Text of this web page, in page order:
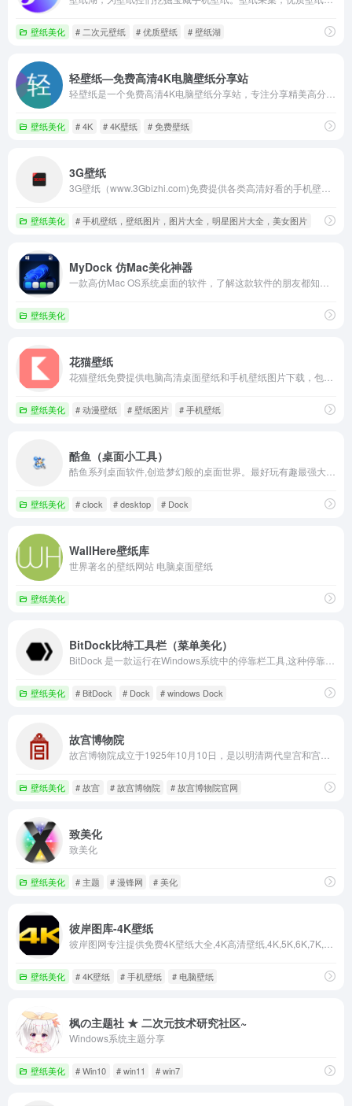
壁纸美化 # 二次元壁纸 # 优质壁纸 # 壁纸湖
轻壁纸—免费高清4K电脑壁纸分享站
壁纸美化 # 4K # 4K壁纸 # 免费壁纸
3G壁纸
壁纸美化 # 手机壁纸，壁纸图片，图片大全，明星图片大全，美女图片
MyDock 仿Mac美化神器
壁纸美化
花猫壁纸
壁纸美化 # 动漫壁纸 # 壁纸图片 # 手机壁纸
酷鱼（桌面小工具）
壁纸美化 # clock # desktop # Dock
WallHere壁纸库
世界著名的壁纸网站 电脑桌面壁纸
壁纸美化
BitDock比特工具栏（菜单美化）
壁纸美化 # BitDock # Dock # windows Dock
故宫博物院
壁纸美化 # 故宫 # 故宫博物院 # 故宫博物院官网
致美化
致美化
壁纸美化 # 主题 # 漫锋网 # 美化
彼岸图库-4K壁纸
壁纸美化 # 4K壁纸 # 手机壁纸 # 电脑壁纸
枫の主题社 ★ 二次元技术研究社区~
Windows系统主题分享
壁纸美化 # Win10 # win11 # win7